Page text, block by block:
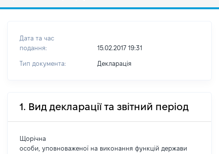
Дата та час
подання:
15.02.2017 19:31
Тип документа: Декларація
1. Вид декларації та звітний період
Щорічна
особи, уповноваженої на виконання функцій держави